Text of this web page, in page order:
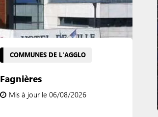
COMMUNES DE L'AGGLO
Fagnières
Mis à jour le 06/08/2026